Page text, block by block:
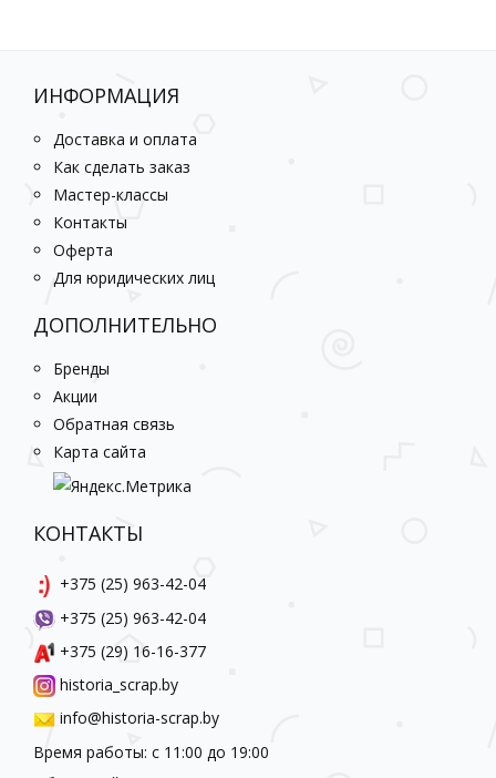
ИНФОРМАЦИЯ
Доставка и оплата
Как сделать заказ
Мастер-классы
Контакты
Оферта
Для юридических лиц
ДОПОЛНИТЕЛЬНО
Бренды
Акции
Обратная связь
Карта сайта
КОНТАКТЫ
+375 (25) 963-42-04
+375 (25) 963-42-04
+375 (29) 16-16-377
historia_scrap.by
info@historia-scrap.by
Время работы: с 11:00 до 19:00